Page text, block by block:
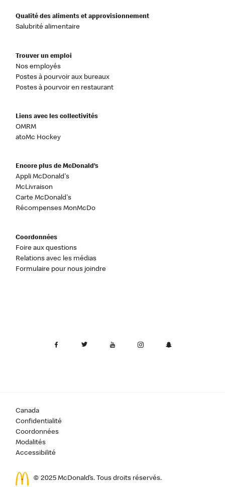
Qualité des aliments et approvisionnement
Salubrité alimentaire
Trouver un emploi
Nos employés
Postes à pourvoir aux bureaux
Postes à pourvoir en restaurant
Liens avec les collectivités
OMRM
atoMc Hockey
Encore plus de McDonald’s
Appli McDonald's
McLivraison
Carte McDonald's
Récompenses MonMcDo
Coordonnées
Foire aux questions
Relations avec les médias
Formulaire pour nous joindre
Canada
Confidentialité
Coordonnées
Modalités
Accessibilité
© 2025 McDonald’s. Tous droits réservés.